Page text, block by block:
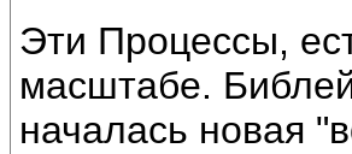
Эти Процессы,
масштабе.
началась новая